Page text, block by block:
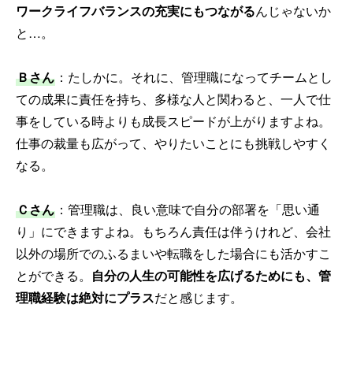
ワークライフバランスの充実にもつながるんじゃないか
と…。
Ｂさん ：たしかに。それに、管理職になってチームとし
ての成果に責任を持ち、多様な人と関わると、一人で仕
事をしている時よりも成長スピードが上がりますよね。
仕事の裁量も広がって、やりたいことにも挑戦しやすく
なる。
Ｃさん ：管理職は、良い意味で自分の部署を「思い通
り」にできますよね。もちろん責任は伴うけれど、会社
以外の場所でのふるまいや転職をした場合にも活かすこ
とができる。 自分の人生の可能性を広げるためにも、管
理職経験は絶対にプラスだと感じます。